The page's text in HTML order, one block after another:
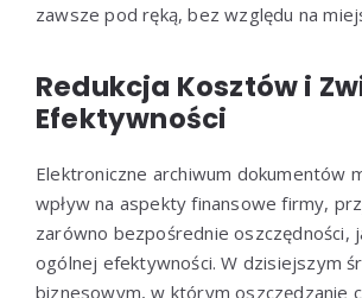
zawsze pod ręką, bez względu na
Redukcja Kosztów i
Efektywności
Elektroniczne archiwum dokumentów
wpływ na aspekty finansowe firmy,
zarówno bezpośrednie oszczędności,
ogólnej efektywności. W dzisiejszym
biznesowym, w którym oszczędzanie